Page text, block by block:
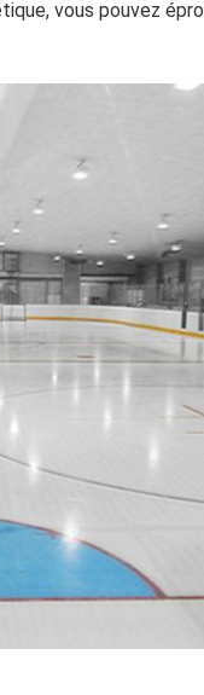
vous pouvez